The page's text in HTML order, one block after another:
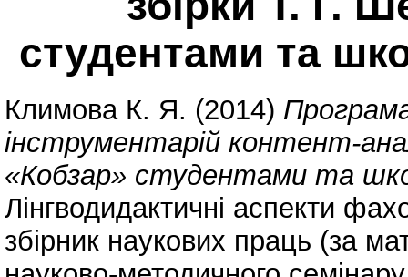
студентами та
Климова К. Я. (2014)
інструментарій контент-
«Кобзар» студентами та
Лінгводидактичні аспекти
збірник наукових праць (за